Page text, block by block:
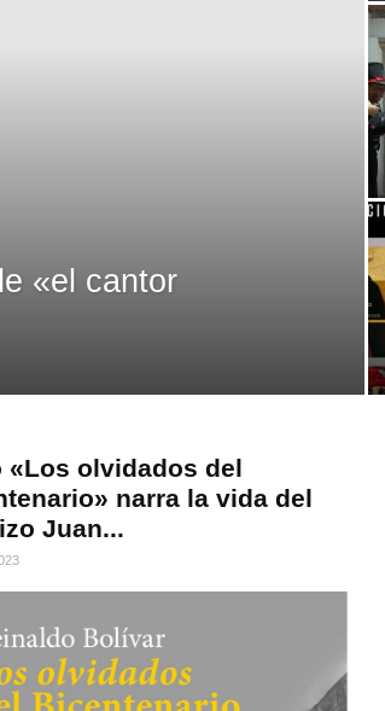
«el cantor
«Los olvidados del
narra la vida del
Juan...